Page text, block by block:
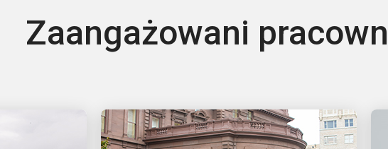
Zaangażowani